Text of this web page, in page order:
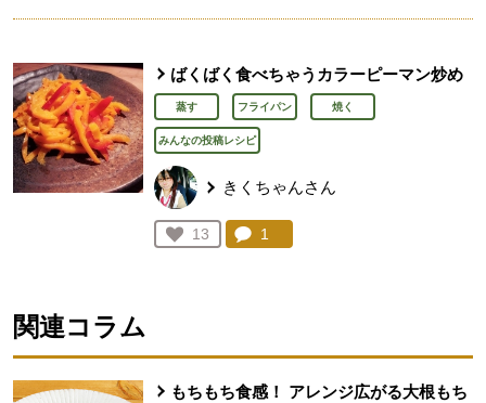
ばくばく食べちゃうカラーピーマン炒め
蒸す フライパン 焼く
みんなの投稿レシピ
きくちゃんさん
お気に入り登録：
13
人が登録
コメント：
1
関連コラム
もちもち食感！ アレンジ広がる大根もち